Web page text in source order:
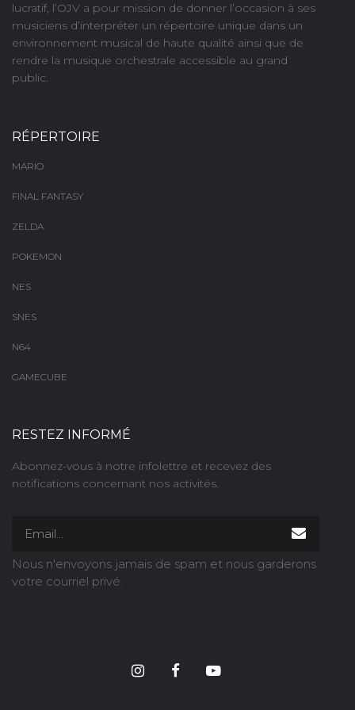
lucratif, l’OJV a pour mission de donner l’occasion à ses
musiciens d’interpréter un répertoire unique dans un
environnement musical de haute qualité ainsi que de
rendre la musique orchestrale accessible au grand
public.
RÉPERTOIRE
MARIO
FINAL FANTASY
ZELDA
POKEMON
NES
SNES
N64
GAMECUBE
RESTEZ INFORMÉ
Abonnez-vous à notre infolettre et recevez des
notifications concernant nos activités.
Nous n'envoyons jamais de spam et nous garderons
votre courriel privé.